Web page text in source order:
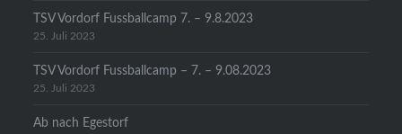
TSV Vordorf Fussballcamp 7. – 9.8.2023
25. Juli 2023
TSV Vordorf Fussballcamp – 7. – 9.08.2023
25. Juli 2023
Ab nach Egestorf